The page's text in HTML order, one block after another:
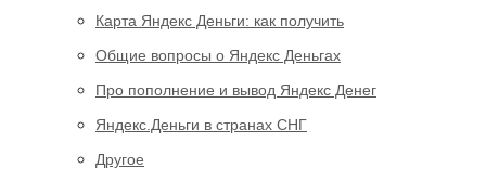
Карта Яндекс Деньги: как получить
Общие вопросы о Яндекс Деньгах
Про пополнение и вывод Яндекс Денег
Яндекс.Деньги в странах СНГ
Другое